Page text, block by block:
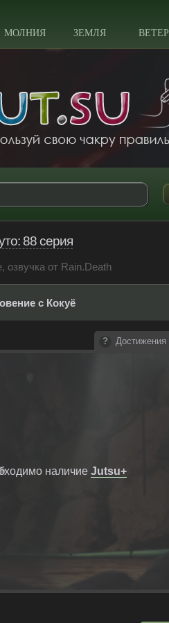
МОЛНИЯ ЗЕМЛЯ ВЕТЕР
88 серия
озвучка от Rain.Death
с Кокуё
Достижения
наличие Jutsu+
видео